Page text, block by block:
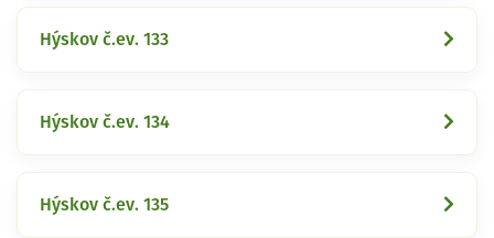
Hýskov č.ev. 133
Hýskov č.ev. 134
Hýskov č.ev. 135